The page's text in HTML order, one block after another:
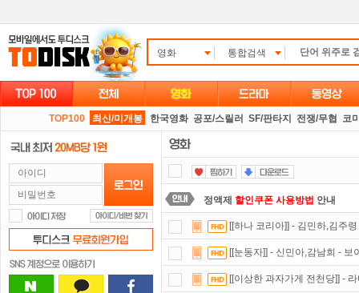
영화 통합검색
TOP100 최신/미개봉 한국영화 공포/스릴러 SF/판타지 전쟁/무협 코
정액제 할인쿠폰 사용방법 안내
댓글만 잘써도무료 포인트를 드립
자녀보호기능으로 가족과 함께 투
스마트TV 로 투디스크 영화,드라마,
[[하나 코리아]] - 김민하,김주
[[눈동자]] - 신민아,감남희 -
[[이상한 과자가게 전천당]] -